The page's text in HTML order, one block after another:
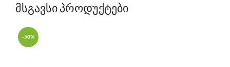
მსგავსი პროდუქტები
-50%